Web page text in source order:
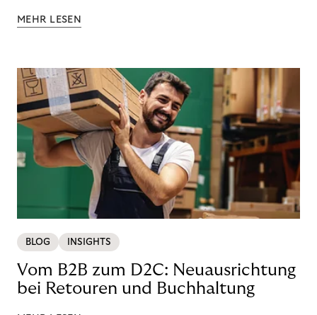
MEHR LESEN
BLOG INSIGHTS
Vom B2B zum D2C: Neuausrichtung
bei Retouren und Buchhaltung